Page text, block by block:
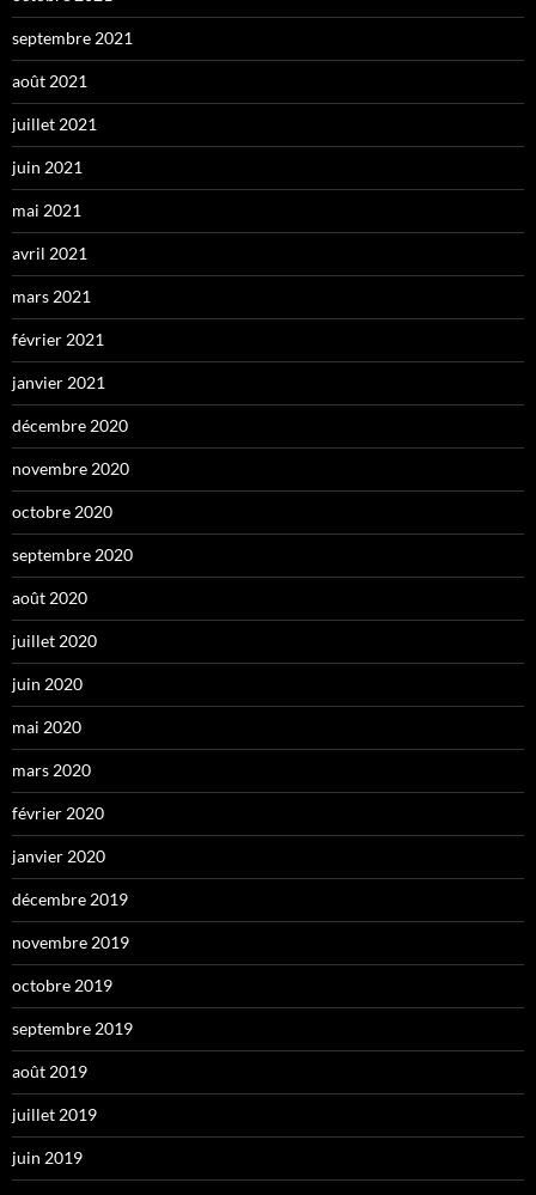
septembre 2021
août 2021
juillet 2021
juin 2021
mai 2021
avril 2021
mars 2021
février 2021
janvier 2021
décembre 2020
novembre 2020
octobre 2020
septembre 2020
août 2020
juillet 2020
juin 2020
mai 2020
mars 2020
février 2020
janvier 2020
décembre 2019
novembre 2019
octobre 2019
septembre 2019
août 2019
juillet 2019
juin 2019